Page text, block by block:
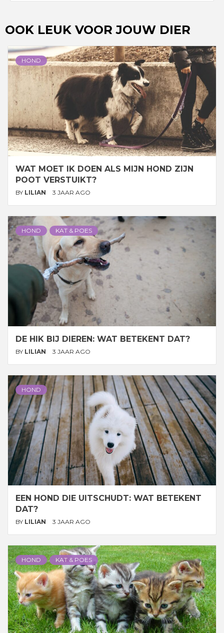
OOK LEUK VOOR JOUW DIER
HOND
WAT MOET IK DOEN ALS MIJN HOND ZIJN
POOT VERSTUIKT?
BY LILIAN 3 JAAR AGO
HOND KAT & POES
DE HIK BIJ DIEREN: WAT BETEKENT DAT?
BY LILIAN 3 JAAR AGO
HOND
EEN HOND DIE UITSCHUDT: WAT BETEKENT
DAT?
BY LILIAN 3 JAAR AGO
HOND KAT & POES